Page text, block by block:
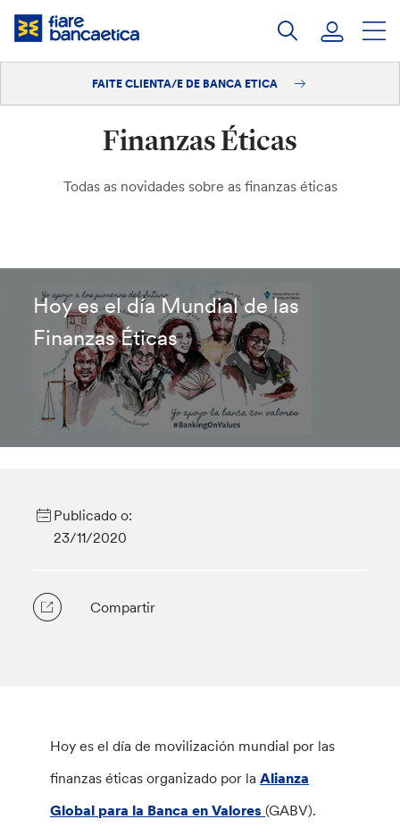
Saltar
FAITE CLIENTA/E DE BANCA ETICA
Finanzas Éticas
Todas as novidades sobre as finanzas éticas
Hoy es el día Mundial de las
Finanzas Éticas
Publicado o:
23/11/2020
Compartir
Hoy es el día de movilización mundial por las
finanzas éticas organizado por laAlianza
Global para la Banca en Valores(GABV).